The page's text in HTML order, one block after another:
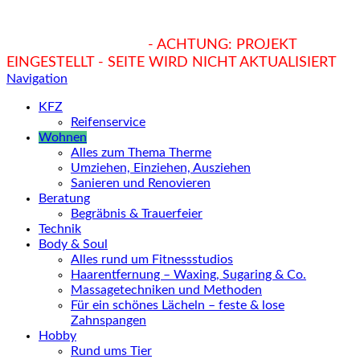
- ACHTUNG: PROJEKT
EINGESTELLT - SEITE WIRD NICHT AKTUALISIERT
Navigation
KFZ
Reifenservice
Wohnen
Alles zum Thema Therme
Umziehen, Einziehen, Ausziehen
Sanieren und Renovieren
Beratung
Begräbnis & Trauerfeier
Technik
Body & Soul
Alles rund um Fitnessstudios
Haarentfernung – Waxing, Sugaring & Co.
Massagetechniken und Methoden
Für ein schönes Lächeln – feste & lose
Zahnspangen
Hobby
Rund ums Tier